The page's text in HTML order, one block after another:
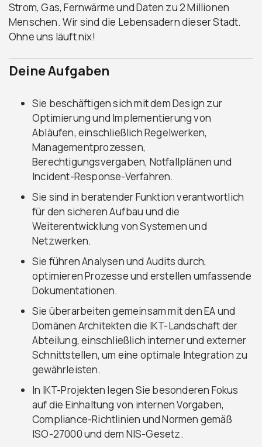
Strom, Gas, Fernwärme und Daten zu 2 Millionen
Menschen. Wir sind die Lebensadern dieser Stadt.
Ohne uns läuft nix!
Deine Aufgaben
Sie beschäftigen sich mit dem Design zur
Optimierung und Implementierung von
Abläufen, einschließlich Regelwerken,
Managementprozessen,
Berechtigungsvergaben, Notfallplänen und
Incident-Response-Verfahren.
Sie sind in beratender Funktion verantwortlich
für den sicheren Aufbau und die
Weiterentwicklung von Systemen und
Netzwerken.
Sie führen Analysen und Audits durch,
optimieren Prozesse und erstellen umfassende
Dokumentationen.
Sie überarbeiten gemeinsam mit den EA und
Domänen Architekten die IKT-Landschaft der
Abteilung, einschließlich interner und externer
Schnittstellen, um eine optimale Integration zu
gewährleisten.
In IKT-Projekten legen Sie besonderen Fokus
auf die Einhaltung von internen Vorgaben,
Compliance-Richtlinien und Normen gemäß
ISO-27000 und dem NIS-Gesetz.